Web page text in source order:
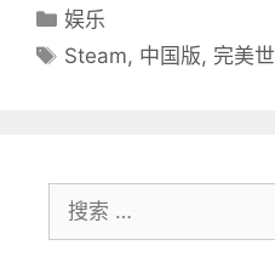
分
类
娱乐
标
Steam, 中国版, 完美
索：